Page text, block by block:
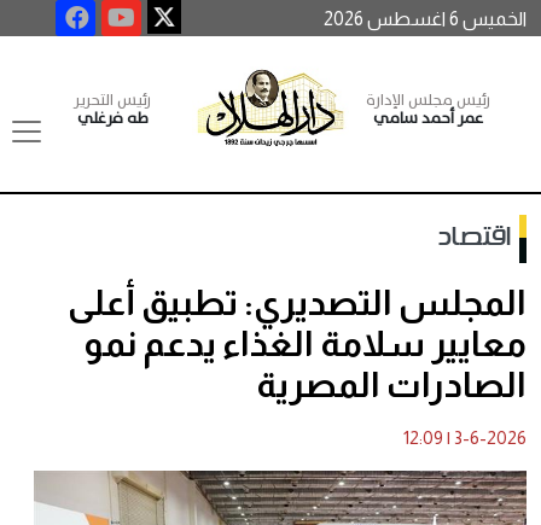
الخميس 6 اغسطس 2026
رئيس مجلس الإدارة
عمر أحمد سامي
رئيس التحرير
طه فرغلي
اقتصاد
المجلس التصديري: تطبيق أعلى
معايير سلامة الغذاء يدعم نمو
الصادرات المصرية
3-6-2026
|
12:09